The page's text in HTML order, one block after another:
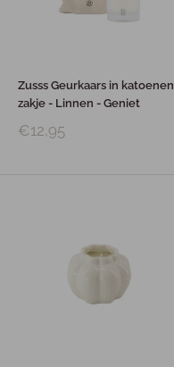
Zusss Geurkaars in katoenen
zakje - Linnen - Geniet
€12,95